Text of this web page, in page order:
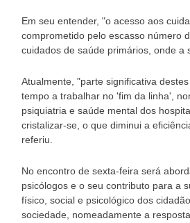
Em seu entender, "o acesso aos
comprometido pelo escasso número
cuidados de saúde primários, onde a
Atualmente, "parte significativa
tempo a trabalhar no 'fim da linha',
psiquiatria e saúde mental dos
cristalizar-se, o que diminui a
referiu.
No encontro de sexta-feira será
psicólogos e o seu contributo para a
físico, social e psicológico dos
sociedade, nomeadamente a